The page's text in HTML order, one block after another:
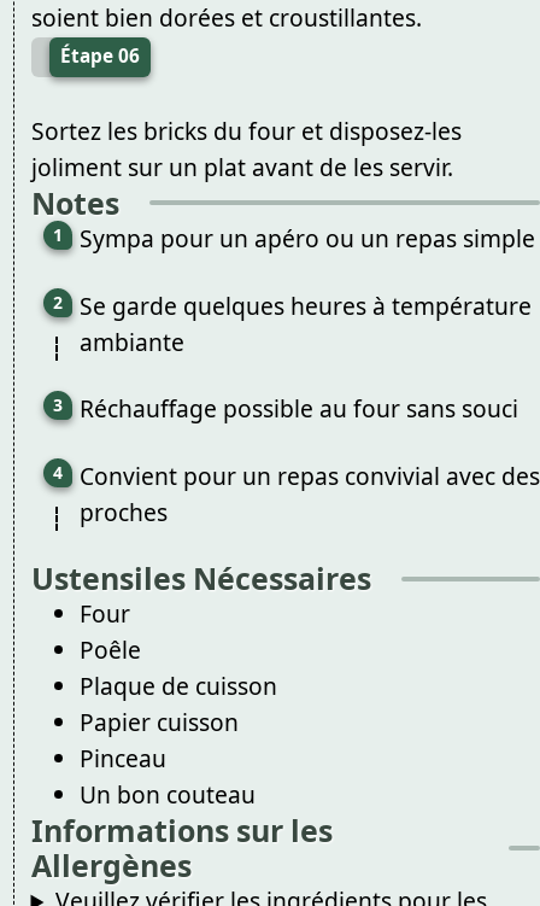
soient bien dorées et croustillantes.
Étape 06
Sortez les bricks du four et disposez-les
joliment sur un plat avant de les servir.
Notes
Sympa pour un apéro ou un repas simple
Se garde quelques heures à température
ambiante
Réchauffage possible au four sans souci
Convient pour un repas convivial avec des
proches
Ustensiles Nécessaires
Four
Poêle
Plaque de cuisson
Papier cuisson
Pinceau
Un bon couteau
Informations sur les
Allergènes